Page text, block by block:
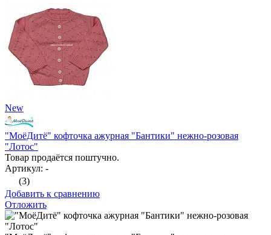
New
"МоёДитё" кофточка ажурная "Бантики" нежно-розовая
"Лотос"
Товар продаётся поштучно.
Артикул: -
(3)
Добавить к сравнению
Отложить